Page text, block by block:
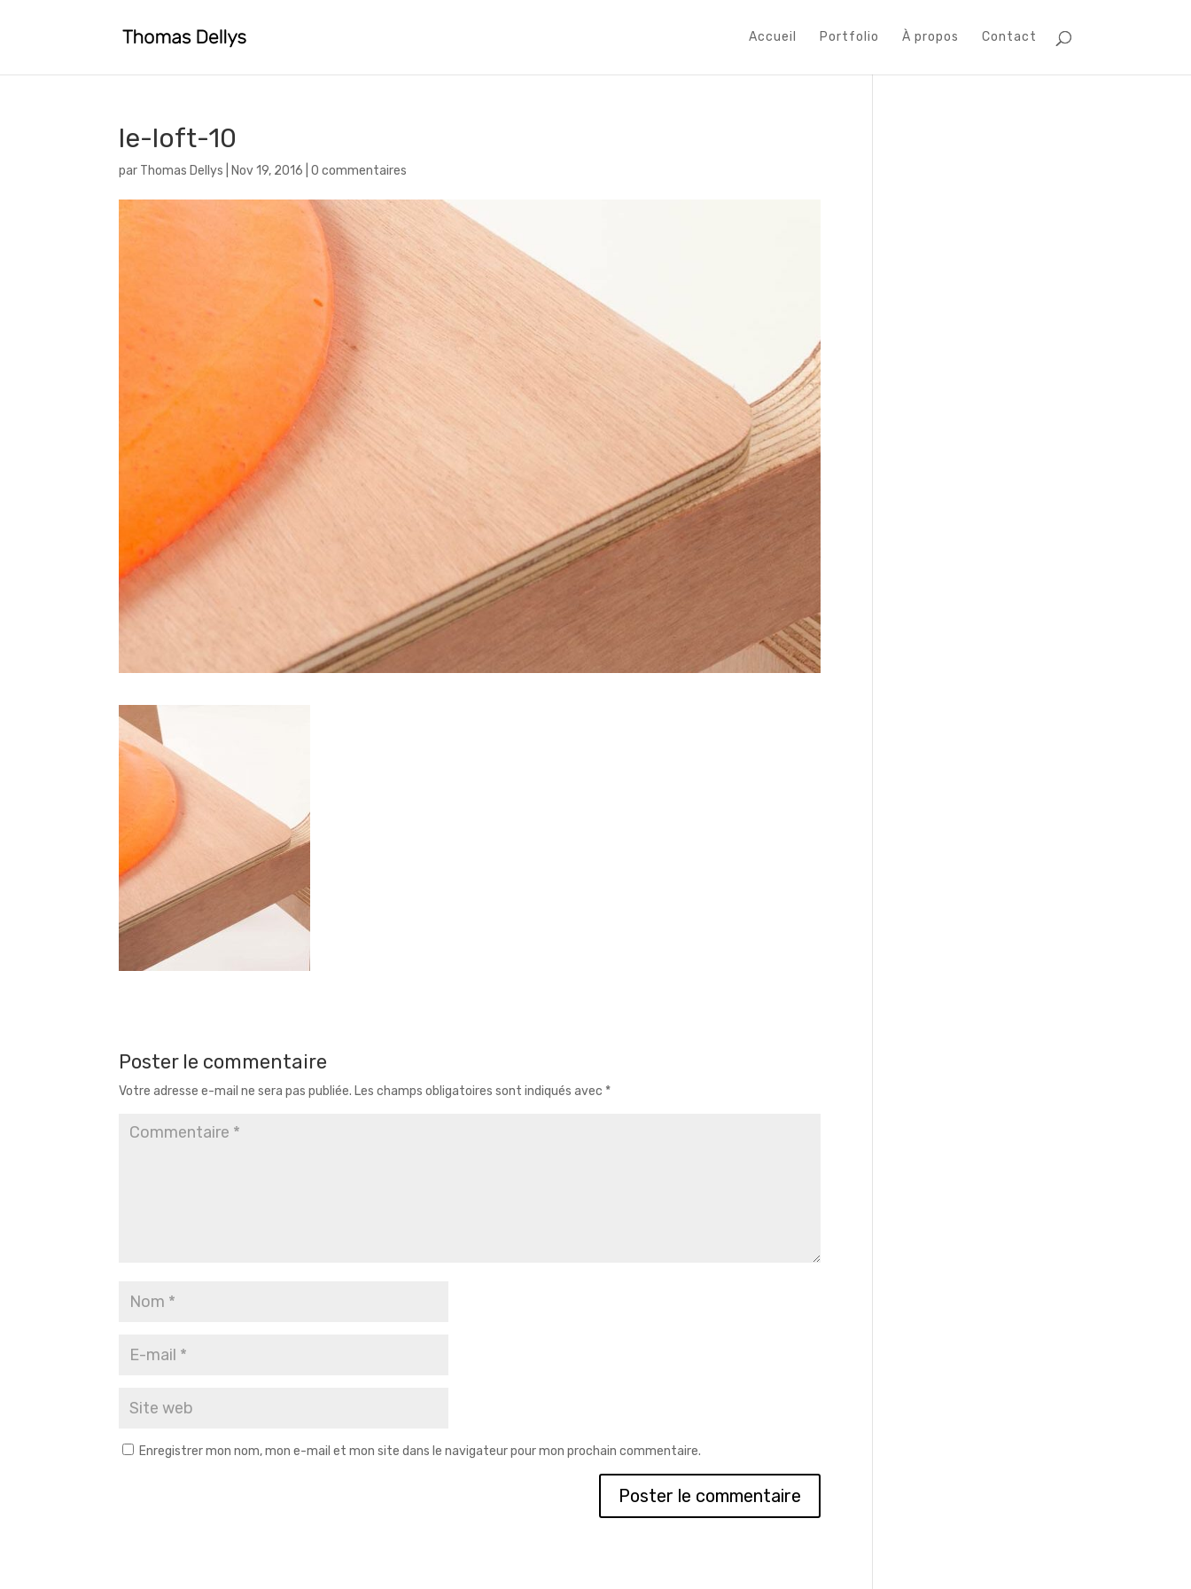
Accueil Portfolio À propos Contact
le-loft-10
par Thomas Dellys Nov 19, 2016 |0 commentaires
Poster le commentaire
Votre adresse e-mail ne sera pas publiée. Les champs obligatoires sont indiqués avec *
Enregistrer mon nom, mon e-mail et mon site dans le navigateur pour mon prochain commentaire.